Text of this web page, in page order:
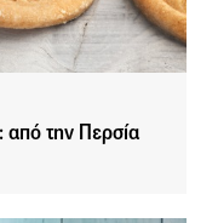
από την Περσία